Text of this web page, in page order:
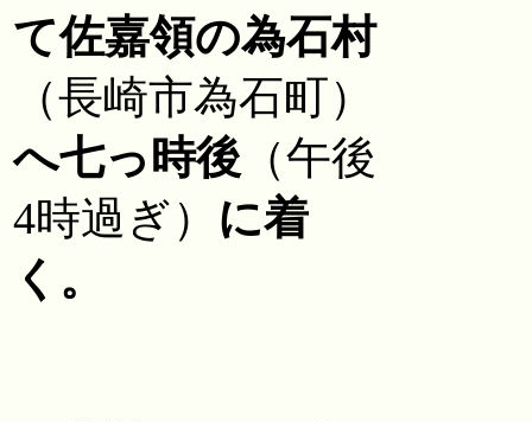
て佐嘉領の為石村
（長崎市為石町）
へ七っ時後 （午後
4時過ぎ） に着
く。